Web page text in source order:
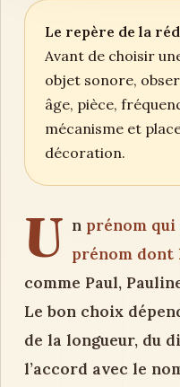
Le repère de la
Avant de choisir
objet sonore,
âge, pièce,
mécanisme et
décoration.
U n prénom qui
prénom dont
comme Paul,
Le bon choix
de la longueur, du
l’accord avec le